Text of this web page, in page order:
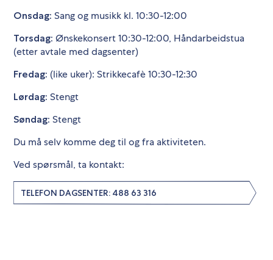
Onsdag: Sang og musikk kl. 10:30-12:00
Torsdag: Ønskekonsert 10:30-12:00, Håndarbeidstua
(etter avtale med dagsenter)
Fredag: (like uker): Strikkecafè 10:30-12:30
Lørdag: Stengt
Søndag: Stengt
Du må selv komme deg til og fra aktiviteten.
Ved spørsmål, ta kontakt:
TELEFON DAGSENTER: 488 63 316